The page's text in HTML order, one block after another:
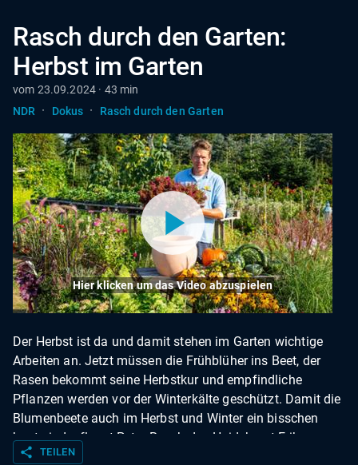
Rasch durch den Garten:
Herbst im Garten
vom 23.09.2024 · 43 min
NDR
· Dokus · Rasch durch den Garten
Hier klicken um das Video abzuspielen
Der Herbst ist da und damit stehen im Garten wichtige
Arbeiten an. Jetzt müssen die Frühblüher ins Beet, der
Rasen bekommt seine Herbstkur und empfindliche
Pflanzen werden vor der Winterkälte geschützt. Damit die
Blumenbeete auch im Herbst und Winter ein bisschen
bunt sind, pflanzt Peter Rasch das Heidekraut Erika.
Außerdem legt er einen Laubkompost an und besucht
share TEILEN